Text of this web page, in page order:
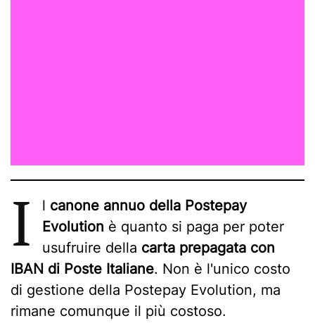
I l canone annuo della Postepay
Evolution è quanto si paga per poter
usufruire della carta prepagata con
IBAN di Poste Italiane. Non è l'unico costo
di gestione della Postepay Evolution, ma
rimane comunque il più costoso.